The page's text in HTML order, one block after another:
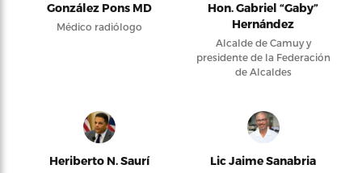
González Pons MD
Médico radiólogo
Hon. Gabriel “Gaby”
Hernández
Alcalde de Camuy y
presidente de la Federación
de Alcaldes
Heriberto N. Saurí Lic Jaime Sanabria